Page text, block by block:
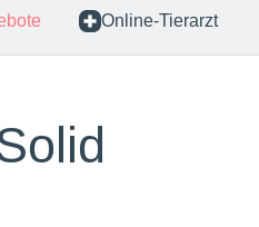
Online-Tierarzt